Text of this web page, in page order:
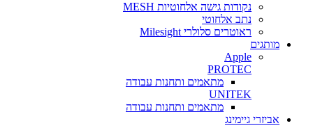
נקודות גישה אלחוטיות MESH
נתב אלחוטי
ראוטרים סלולרי Milesight
מותגים
Apple
PROTEC
מתאמים ותחנות עבודה
UNITEK
מתאמים ותחנות עבודה
אביזרי גיימינג